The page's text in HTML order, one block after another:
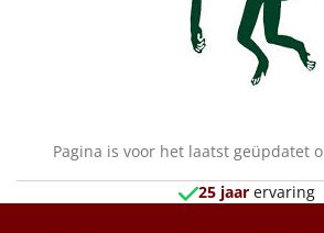
Sinterklaaspakketten
Relatiegeschenken
Pagina is voor het laatst geüpdatet
25 jaar ervaring